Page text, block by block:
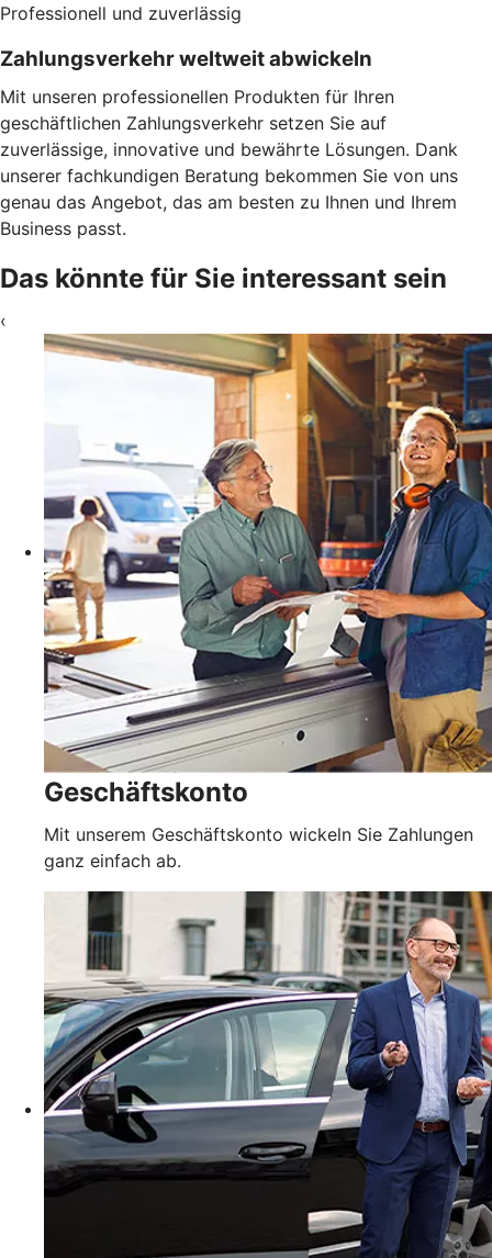
Professionell und zuverlässig
Zahlungsverkehr weltweit abwickeln
Mit unseren professionellen Produkten für Ihren
geschäftlichen Zahlungsverkehr setzen Sie auf
zuverlässige, innovative und bewährte Lösungen. Dank
unserer fachkundigen Beratung bekommen Sie von uns
genau das Angebot, das am besten zu Ihnen und Ihrem
Business passt.
Das könnte für Sie interessant sein
‹
Geschäftskonto
Mit unserem Geschäftskonto wickeln Sie Zahlungen
ganz einfach ab.